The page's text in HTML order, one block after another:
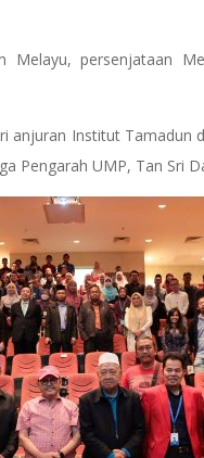
Melayu, persenjataan
anjuran Institut Tamadun
Pengarah UMP, Tan Sri